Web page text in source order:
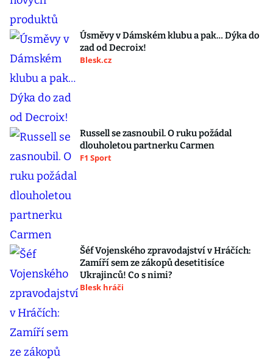
Úsměvy v Dámském klubu a pak… Dýka do
zad od Decroix!
Blesk.cz
Russell se zasnoubil. O ruku požádal
dlouholetou partnerku Carmen
F1 Sport
Šéf Vojenského zpravodajství v Hráčích:
Zamíří sem ze zákopů desetitisíce
Ukrajinců! Co s nimi?
Blesk hráči